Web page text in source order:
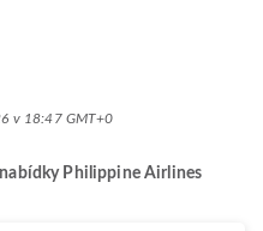
v 18:47 GMT+0
Philippine Airlines